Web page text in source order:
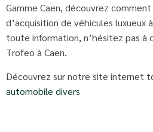
Gamme Caen, découvrez
d’acquisition de véhicules luxueux
toute information, n’hésitez pas
Trofeo à Caen.
Découvrez sur notre site internet
automobile divers